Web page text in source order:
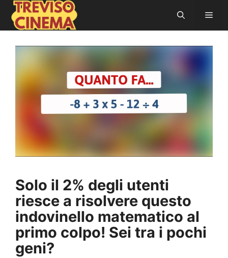
Vai
contenuto
Solo il 2% degli utenti
riesce a risolvere questo
indovinello matematico al
primo colpo! Sei tra i pochi
geni?